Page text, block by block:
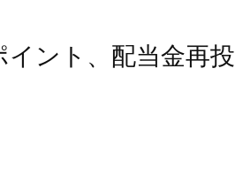
ント、配当金再投